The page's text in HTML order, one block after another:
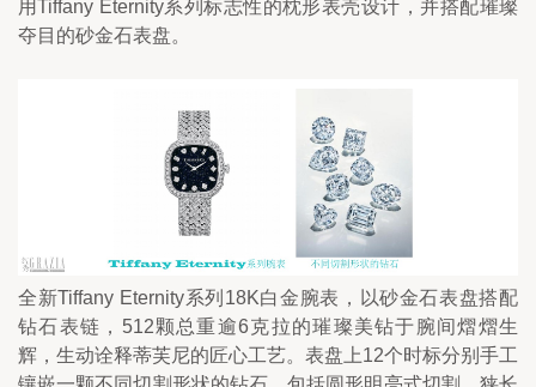
用Tiffany Eternity系列标志性的枕形表壳设计，并搭配璀璨
夺目的砂金石表盘。
全新Tiffany Eternity系列18K白金腕表，以砂金石表盘搭配
钻石表链，512颗总重逾6克拉的璀璨美钻于腕间熠熠生
辉，生动诠释蒂芙尼的匠心工艺。表盘上12个时标分别手工